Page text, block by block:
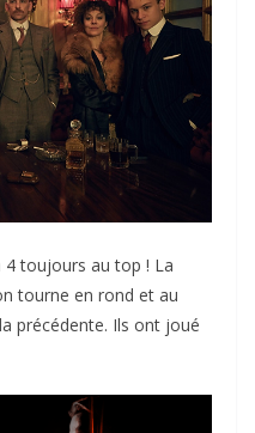
4 toujours au top ! La
tourne en rond et au
précédente. Ils ont joué